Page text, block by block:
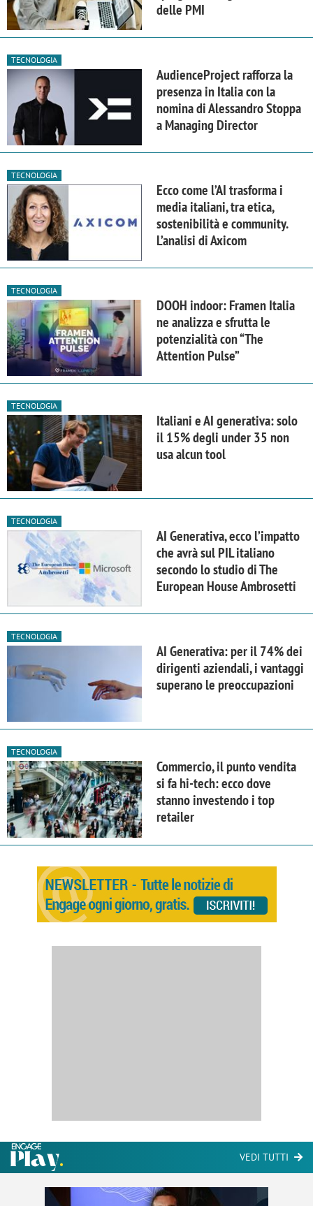
delle PMI
TECNOLOGIA
AudienceProject rafforza la
presenza in Italia con la
nomina di Alessandro Stoppa
a Managing Director
TECNOLOGIA
Ecco come l’AI trasforma i
media italiani, tra etica,
sostenibilità e community.
L’analisi di Axicom
TECNOLOGIA
DOOH indoor: Framen Italia
ne analizza e sfrutta le
potenzialità con “The
Attention Pulse”
TECNOLOGIA
Italiani e AI generativa: solo
il 15% degli under 35 non
usa alcun tool
TECNOLOGIA
AI Generativa, ecco l’impatto
che avrà sul PIL italiano
secondo lo studio di The
European House Ambrosetti
TECNOLOGIA
AI Generativa: per il 74% dei
dirigenti aziendali, i vantaggi
superano le preoccupazioni
TECNOLOGIA
Commercio, il punto vendita
si fa hi-tech: ecco dove
stanno investendo i top
retailer
VEDI TUTTI